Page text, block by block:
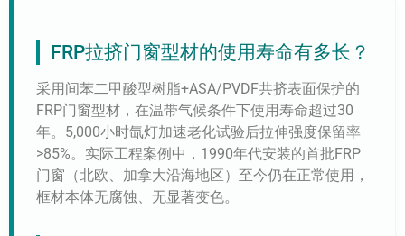
FRP拉挤门窗型材的使用寿命有多长？
采用间苯二甲酸型树脂+ASA/PVDF共挤表面保护的
FRP门窗型材，在温带气候条件下使用寿命超过30
年。5,000小时氙灯加速老化试验后拉伸强度保留率
>85%。实际工程案例中，1990年代安装的首批FRP
门窗（北欧、加拿大沿海地区）至今仍在正常使用，
框材本体无腐蚀、无显著变色。